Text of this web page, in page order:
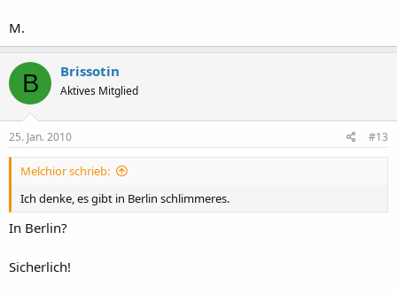
M.
B Brissotin
Aktives Mitglied
25. Jan. 2010 #13
Melchior schrieb:
Ich denke, es gibt in Berlin schlimmeres.
In Berlin?
Sicherlich!